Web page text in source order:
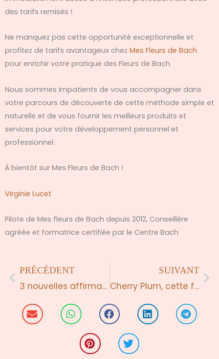
des tarifs remisés !
Ne manquez pas cette opportunité exceptionnelle et
profitez de tarifs avantageux chez Mes Fleurs de Bach
pour enrichir votre pratique des Fleurs de Bach.
Nous sommes impatients de vous accompagner dans
votre parcours de découverte de cette méthode simple et
naturelle et de vous fournir les meilleurs produits et
services pour votre développement personnel et
professionnel.
À bientôt sur Mes Fleurs de Bach !
Virginie Lucet
Pilote de Mes fleurs de Bach depuis 2012, Conseillère
agréée et formatrice certifiée par le Centre Bach
Précédent
PRÉCÉDENT
3 nouvelles affirmations positives des Fleurs de Bach: Gorse – Heather – Holly
SUIVANT
Cherry Plum, cette fleur de fin d’hiver qui nous aide à être plus serein, par Julian Barnard